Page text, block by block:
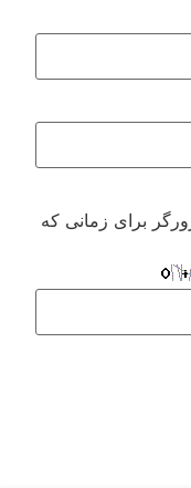
برای زمانی که